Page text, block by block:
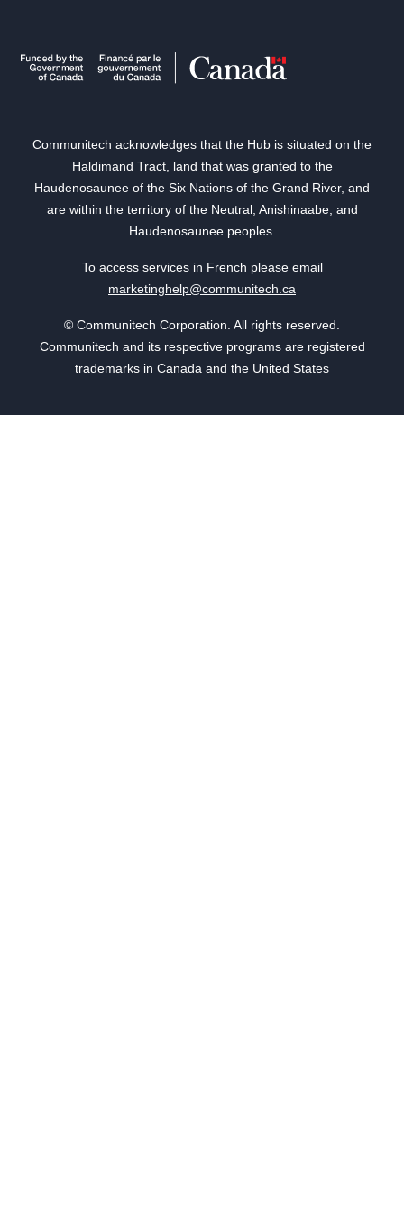
Communitech acknowledges that the Hub is situated on the
Haldimand Tract, land that was granted to the
Haudenosaunee of the Six Nations of the Grand River, and
are within the territory of the Neutral, Anishinaabe, and
Haudenosaunee peoples.
To access services in French please email
marketinghelp@communitech.ca
© Communitech Corporation. All rights reserved.
Communitech and its respective programs are registered
trademarks in Canada and the United States